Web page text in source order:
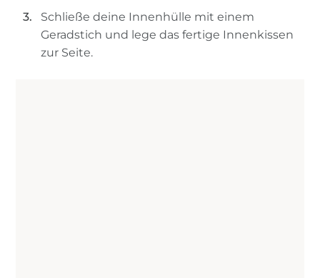
Schließe deine Innenhülle mit einem
Geradstich und lege das fertige Innenkissen
zur Seite.